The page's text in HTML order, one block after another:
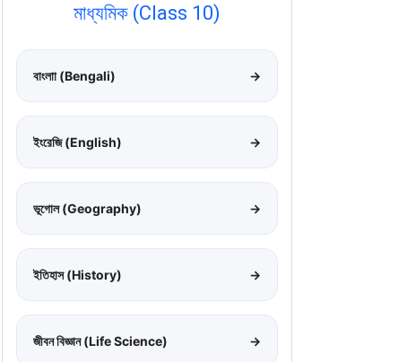
মাধ্যমিক (Class 10)
বাংলাা (Bengali) →
ইংরেজি (English) →
ভূগোল (Geography) →
ইতিহাস (History) →
জীবন বিজ্ঞান (Life Science) →